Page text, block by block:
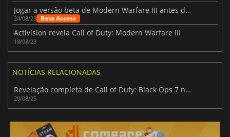
Jogar a versão beta de Modern Warfare III antes do lançamento
24/08/23 Beta Access
Activision revela Call of Duty: Modern Warfare III
18/08/23
NOTÍCIAS RELACIONADAS
Revelação completa de Call of Duty: Black Ops 7 na Gamescom
20/08/25